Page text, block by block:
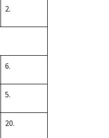
2.
6.
5.
20.